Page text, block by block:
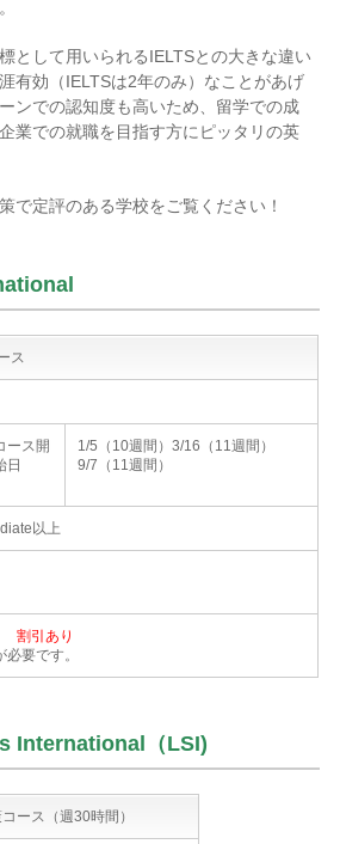
として用いられるIELTSとの大きな違い
有効（IELTSは2年のみ）なことがあげ
ンでの認知度も高いため、留学での成
業での就職を目指す方にピッタリの英
で定評のある学校をご覧ください！
ス
ース開
日
1/5（10週間）3/16（11週間）
9/7（11週間）
以上
割引あり
要です。
International（LSI)
ース（週30時間）